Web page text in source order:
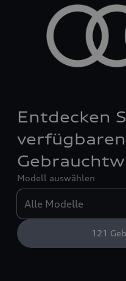
Entdecken
verfügbaren
Modell auswählen
121